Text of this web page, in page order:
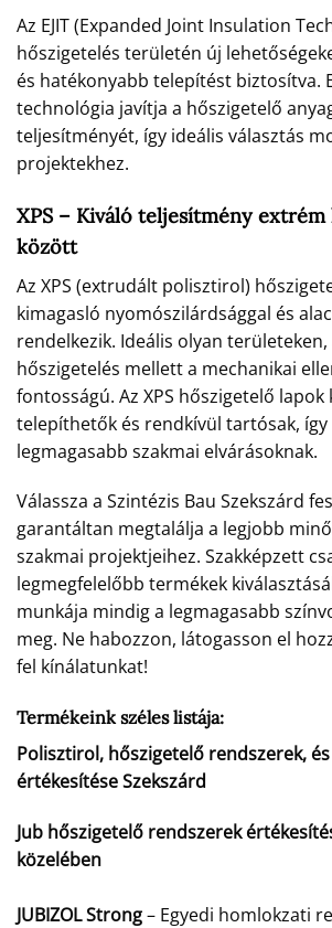
Az EJIT (Expanded Joint Insulation
hőszigetelés területén új
és hatékonyabb telepítést biztosítva.
technológia javítja a hőszigetelő
teljesítményét, így ideális választás
projektekhez.
XPS – Kiváló teljesítmény
között
Az XPS (extrudált polisztirol)
kimagasló nyomószilárdsággal és
rendelkezik. Ideális olyan területeken,
hőszigetelés mellett a mechanikai
fontosságú. Az XPS hőszigetelő lapok
telepíthetők és rendkívül tartósak, így
legmagasabb szakmai elvárásoknak.
Válassza a Szintézis Bau Szekszárd
garantáltan megtalálja a legjobb
szakmai projektjeihez. Szakképzett
legmegfelelőbb termékek
munkája mindig a legmagasabb
meg. Ne habozzon, látogasson el
fel kínálatunkat!
Termékeink széles listája:
Polisztirol, hőszigetelő rendszerek,
értékesítése Szekszárd
Jub hőszigetelő rendszerek
közelében
JUBIZOL Strong– Egyedi homlokzati